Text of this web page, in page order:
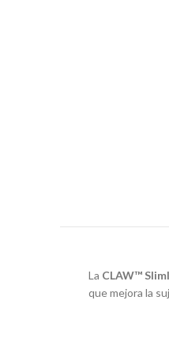
La CLAW™
que mejora la